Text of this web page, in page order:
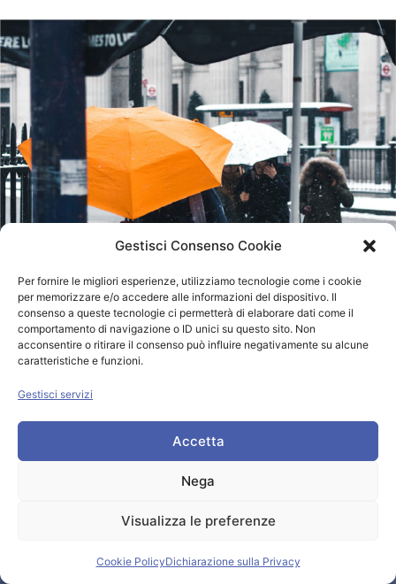
Gestisci Consenso Cookie
Per fornire le migliori esperienze, utilizziamo tecnologie come i cookie
per memorizzare e/o accedere alle informazioni del dispositivo. Il
consenso a queste tecnologie ci permetterà di elaborare dati come il
comportamento di navigazione o ID unici su questo sito. Non
acconsentire o ritirare il consenso può influire negativamente su alcune
caratteristiche e funzioni.
Gestisci servizi
Accetta
Nega
Visualizza le preferenze
Cookie PolicyDichiarazione sulla Privacy